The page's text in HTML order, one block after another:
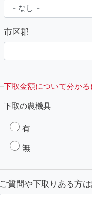
市区郡
下取金額について分かる
下取の農機具
有
無
ご質問や下取りある方